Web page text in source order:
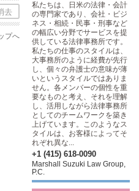
去
プへ
私たちは、日米の法律・会計
の専門家であり、会社・ビジ
ネス・相続・民事・刑事など
の幅広い分野でサービスを提
供している法律事務所です。
私たちの仕事のスタイルは、
大事務所のように経費が先行
し、個々の弁護士の意味が薄
いというスタイルではありま
せん。各メンバーの個性を重
要なものと考え、それを理解
し、活用しながら法律事務所
としてのチームワークを築き
上げています。このようなス
タイルは、お客様によってそ
れぞれ異な...
+1 (415) 618-0090
Marshall Suzuki Law Group,
P.C.